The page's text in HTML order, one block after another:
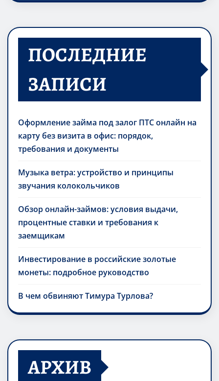
ПОСЛЕДНИЕ
ЗАПИСИ
Оформление займа под залог ПТС онлайн на
карту без визита в офис: порядок,
требования и документы
Музыка ветра: устройство и принципы
звучания колокольчиков
Обзор онлайн-займов: условия выдачи,
процентные ставки и требования к
заемщикам
Инвестирование в российские золотые
монеты: подробное руководство
В чем обвиняют Тимура Турлова?
АРХИВ